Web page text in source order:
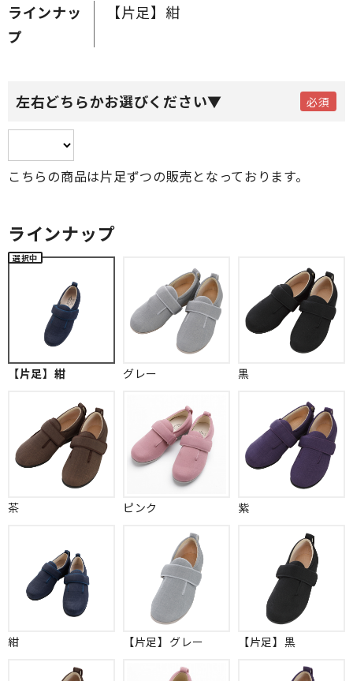
ラインナッ
プ
【片足】紺
左右どちらかお選びください▼
こちらの商品は片足ずつの販売となっております。
ラインナップ
【片足】紺 グレー 黒
茶 ピンク 紫
紺 【片足】グレー 【片足】黒